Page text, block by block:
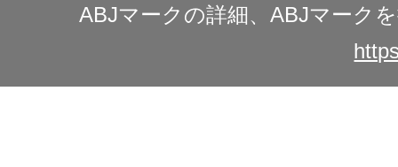
ABJマークの詳細、ABJマーク